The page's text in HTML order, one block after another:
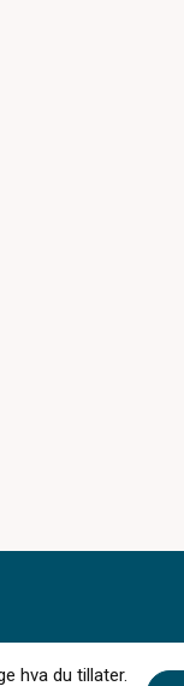
hva du tillater.